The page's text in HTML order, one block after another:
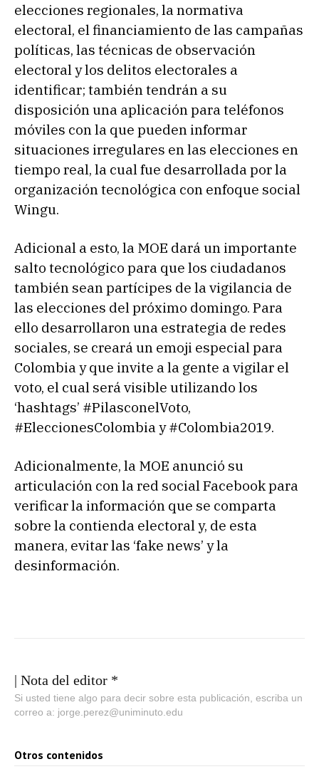
elecciones regionales, la normativa
electoral, el financiamiento de las campañas
políticas, las técnicas de observación
electoral y los delitos electorales a
identificar; también tendrán a su
disposición una aplicación para teléfonos
móviles con la que pueden informar
situaciones irregulares en las elecciones en
tiempo real, la cual fue desarrollada por la
organización tecnológica con enfoque social
Wingu.
Adicional a esto, la MOE dará un importante
salto tecnológico para que los ciudadanos
también sean partícipes de la vigilancia de
las elecciones del próximo domingo. Para
ello desarrollaron una estrategia de redes
sociales, se creará un emoji especial para
Colombia y que invite a la gente a vigilar el
voto, el cual será visible utilizando los
‘hashtags’ #PilasconelVoto,
#EleccionesColombia y #Colombia2019.
Adicionalmente, la MOE anunció su
articulación con la red social Facebook para
verificar la información que se comparta
sobre la contienda electoral y, de esta
manera, evitar las ‘fake news’ y la
desinformación.
| Nota del editor *
Si usted tiene algo para decir sobre esta publicación, escriba un
correo a: jorge.perez@uniminuto.edu
Otros contenidos